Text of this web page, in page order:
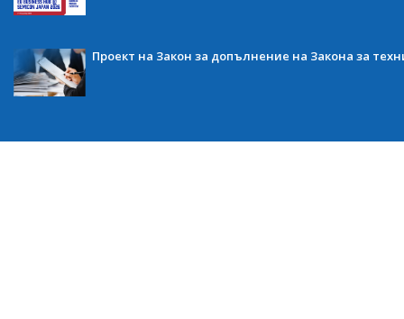
Проект на Закон за допълнение на Закона за